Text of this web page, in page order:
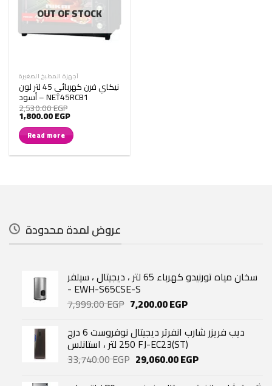
OUT OF STOCK
أجهزة المطبخ الصغيرة
نيكاي فرن كهربائي 45 لتر لون
أسود – NET45RCB1
2,530.00EGP
Original
price
was:
2,530.00 EGP.
1,800.00EGPCurrent
is:
1,800.00 EGP.
Read more
عروض لمدة محدودة
سخان مياه تورنيدو كهرباء 65 لتر ، ديجيتال ، سيلفر
- EWH-S65CSE-S
7,999.00EGP Original
was:
7,999.00 EGP.
7,200.00EGPCurrent
is:
7,200.00 EGP.
ديب فريزر شارب انفرتر ديجيتال نوفروست 6 درج
250 لتر ، استانلس FJ-EC23(ST)
33,740.00EGP Original
29,060.00EGPCurrent